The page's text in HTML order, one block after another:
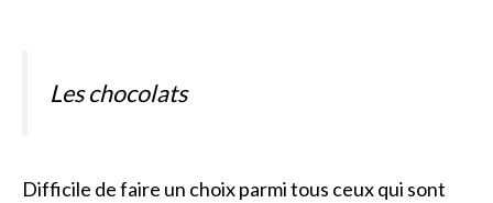
Les chocolats
Difficile de faire un choix parmi tous ceux qui sont